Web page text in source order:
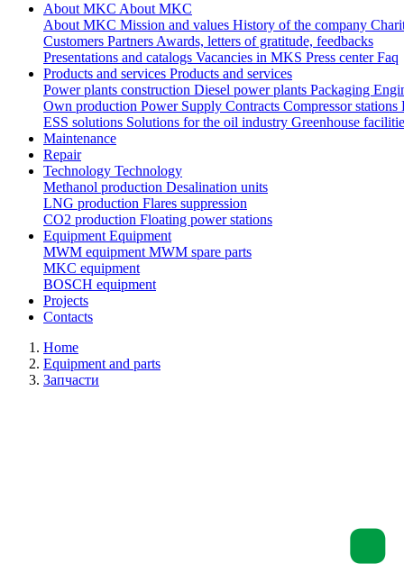
About MKC About MKC
About MKC Mission and values History of the company
Customers PartnersAwards, letters of gratitude, feedbacks
Presentations and catalogs Vacancies in MKS Press centerFaq
Products and services Products and services
Power plants construction Diesel power plants Packaging
Own production Power Supply Contracts Compressor stations
ESS solutions Solutions for the oil industry Greenhouse
Maintenance
Repair
Technology Technology
Methanol production Desalination units
LNG production Flares suppression
СО2 production Floating power stations
EquipmentEquipment
MWM equipmentMWM spare parts
MKC equipment
BOSCH equipment
Projects
Contacts
Home
Equipment and parts
Запчасти